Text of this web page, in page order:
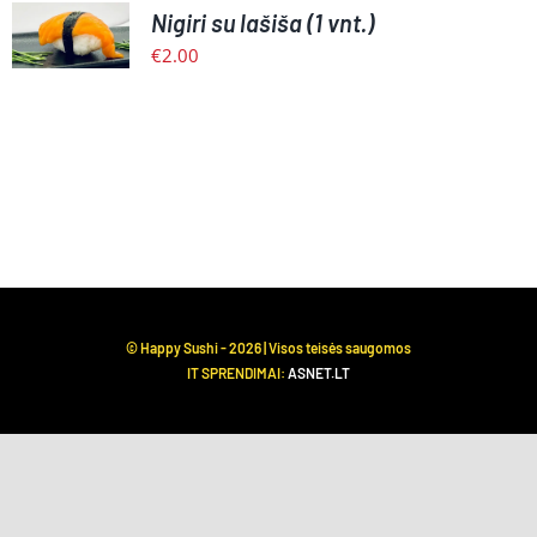
KREPŠELĮ
/
Nigiri su lašiša (1 vnt.)
€2.00
© Happy Sushi -2026 | Visos teisės saugomos
IT SPRENDIMAI: ASNET.LT